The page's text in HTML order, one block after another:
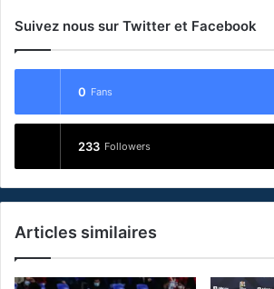
Suivez nous sur Twitter et Facebook
0 Fans
233 Followers
Articles similaires